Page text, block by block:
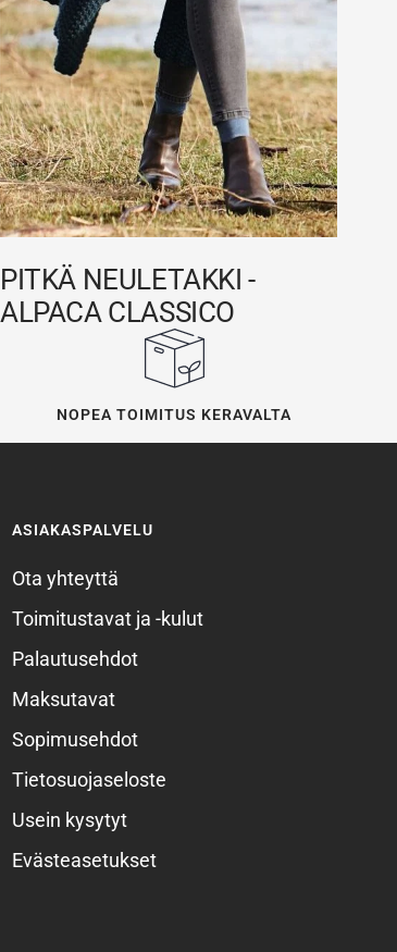
PITKÄ NEULETAKKI -
ALPACA CLASSICO
NOPEA TOIMITUS KERAVALTA
ASIAKASPALVELU
Ota yhteyttä
Toimitustavat ja -kulut
Palautusehdot
Maksutavat
Sopimusehdot
Tietosuojaseloste
Usein kysytyt
Evästeasetukset